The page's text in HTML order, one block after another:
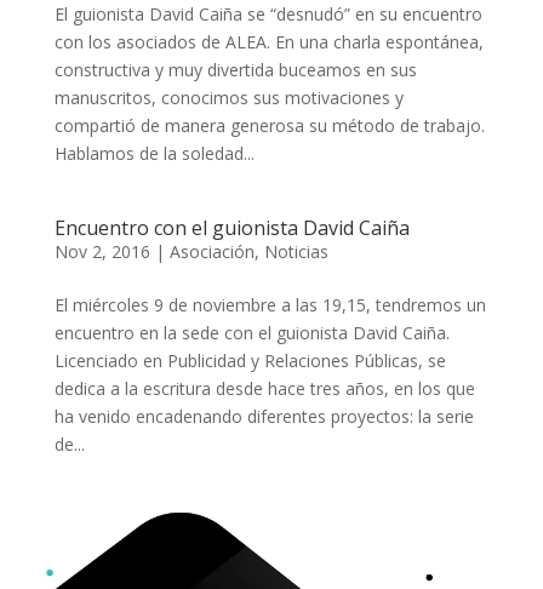
El guionista David Caiña se “desnudó” en su encuentro
con los asociados de ALEA. En una charla espontánea,
constructiva y muy divertida buceamos en sus
manuscritos, conocimos sus motivaciones y
compartió de manera generosa su método de trabajo.
Hablamos de la soledad...
Encuentro con el guionista David Caiña
Nov 2, 2016 | Asociación, Noticias
El miércoles 9 de noviembre a las 19,15, tendremos un
encuentro en la sede con el guionista David Caiña.
Licenciado en Publicidad y Relaciones Públicas, se
dedica a la escritura desde hace tres años, en los que
ha venido encadenando diferentes proyectos: la serie
de...